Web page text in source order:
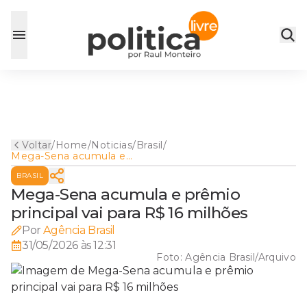
Voltar/Home/Noticias/Brasil/
Mega-Sena acumula e
prêmio principal vai para R$
16 milhões
BRASIL
Mega-Sena acumula e prêmio
principal vai para R$ 16 milhões
Por Agência Brasil
31/05/2026 às 12:31
Foto:Agência Brasil/Arquivo